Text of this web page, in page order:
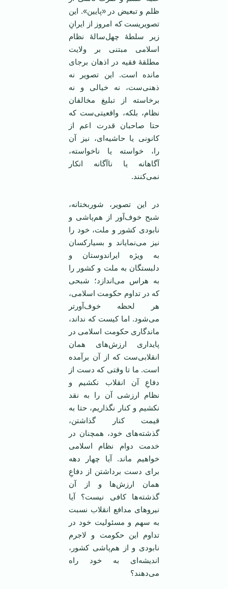
ظلم و تبعیض در «پایین». این
تصویریست که امروز از ایرانِ
زیر سلطۀ چهل‌سالۀ نظام
اسلامی مبتنی بر ولایت
مطلقۀ فقیه در اذهان برجای
مانده است. این تصویر نه
ذهنی‌ست، نه خیالی و نه
برخاسته از تبلیغ مخالفان
نظام، بلکه، واقعیتی‌‌ست که
حتا صاحبان قدرت اعم از
کانونی یا حاشیه‌ای، نیز آن
را، خواسته یا ناخواسته،
آگاهانه یا ناآگانه انکار
نمی‌کنند.
در این تصویر، شوربختانه،
شبح خوف‌آور از هم‌پاشی و
نابودی کشور و ملت، خود را
نیز می‌نمایاند و بسیارکسان
به ویژه ایراندوستان و
دلبستگان به ملت و کشور را
به هراس می‌اندازد؛ شبحی
که در تداوم حکومت اسلامی،
هر لحظه خوف‌آورتر
می‌شود. اما کیست که نداند،
ماندگاری حکومت اسلامی در
پایداری ارزش‌های همان
انقلابی‌ست که از آن برآمده
است. ما تا وقتی که دست از
دفاعِ آن انقلاب نکشیم و
نظام ارزشی آن را به نقد
نکشیم و کنار نگذاریم، حتا به
قیمت کنار گذاشتن،
گذشته‌های خود، همچنان در
خدمت دوام نظام اسلامی
خواهیم ماند. آیا چهار دهه
برای دست برداشتن از دفاعِ
همان ارزش‌ها و از آن
گذشته‌ها کافی نیست؟ آیا
نیروهای مدافع انقلاب نسبت
به سهم و مسئولیت خود در
تداوم این حکومت و لاجرم
نابودی و از هم‌پاشی کشور،
اندیشه‌ای به خود راه
می‌دهند؟